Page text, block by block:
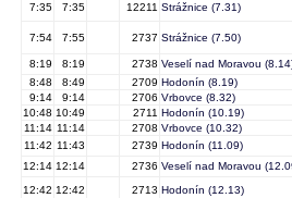
7:35
7:35 12211 Strážnice (7.31)
7:54 7:55 2737 Strážnice (7.50)
8:19 8:19 2738 Veselí nad Moravou
8:48
8:49 2709 Hodonín (8.19)
9:14
9:14 2706 Vrbovce (8.32)
10:48 10:49 2711 Hodonín (10.19)
11:14 11:14 2708 Vrbovce (10.32)
11:42 11:43 2739 Hodonín (11.09)
12:14 12:14 2736 Veselí nad Moravou
12:42 12:42 2713 Hodonín (12.13)